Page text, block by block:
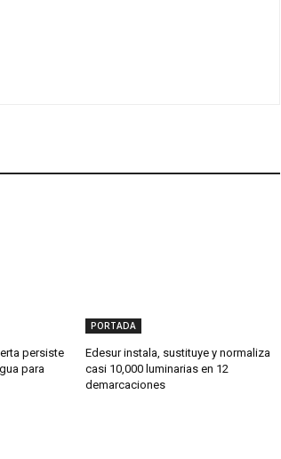
persiste
para
PORTADA
Edesur instala, sustituye y normaliza
casi 10,000 luminarias en 12
demarcaciones